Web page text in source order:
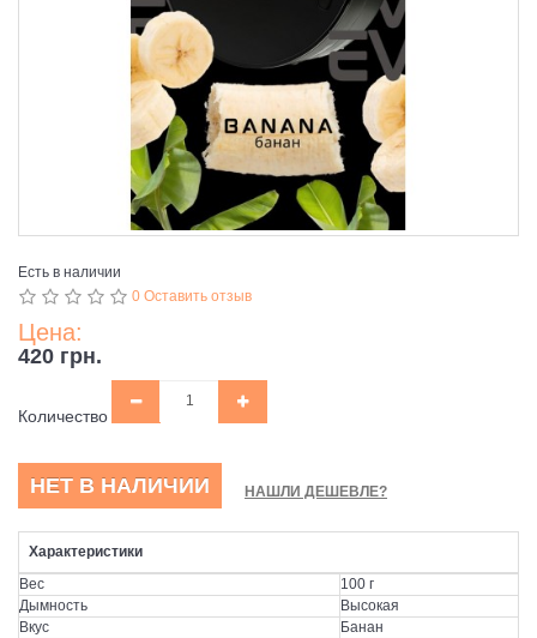
Есть в наличии
0 Оставить отзыв
Цена:
420 грн.
Количество
НЕТ В НАЛИЧИИ НАШЛИ ДЕШЕВЛЕ?
Характеристики
Вес
100 г
Дымность
Высокая
Вкус
Банан